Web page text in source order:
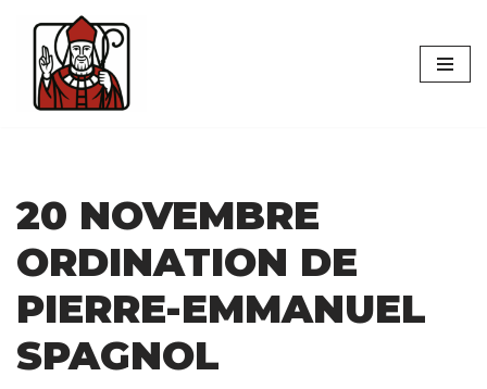
Aller
contenu
20 NOVEMBRE
ORDINATION DE
PIERRE-EMMANUEL
SPAGNOL